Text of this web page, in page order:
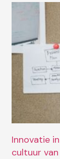
Innovatie
cultuur